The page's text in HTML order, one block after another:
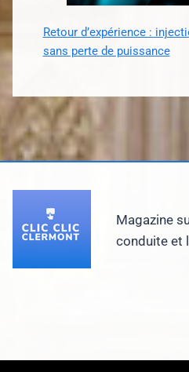
Retour d’expérience :
sans perte de puissance
Magazine
conduite et